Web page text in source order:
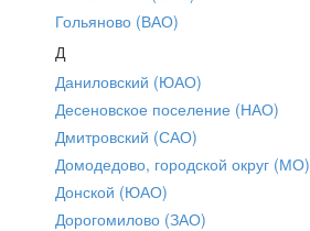
Гольяново (ВАО)
Д
Даниловский (ЮАО)
Десеновское поселение (НАО)
Дмитровский (САО)
Домодедово, городской округ (МО)
Донской (ЮАО)
Дорогомилово (ЗАО)